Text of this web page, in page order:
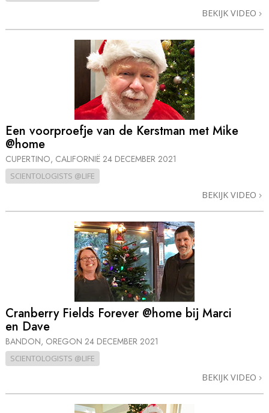
BEKIJK VIDEO
Een voorproefje van de Kerstman met Mike
@home
CUPERTINO, CALIFORNIË 24 DECEMBER 2021
SCIENTOLOGISTS @LIFE
BEKIJK VIDEO
Cranberry Fields Forever @home bij Marci
en Dave
BANDON, OREGON 24 DECEMBER 2021
SCIENTOLOGISTS @LIFE
BEKIJK VIDEO